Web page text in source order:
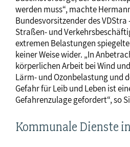
werden muss“, machte
Bundesvorsitzender des
Straßen- und
extremen Belastungen
keiner Weise wider. „In
körperlichen Arbeit bei Wind
Lärm- und Ozonbelastung und
Gefahr für Leib und Leben ist
Gefahrenzulage gefordert“, so
Kommunale Dienste